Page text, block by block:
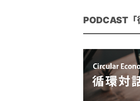
PODCAST「